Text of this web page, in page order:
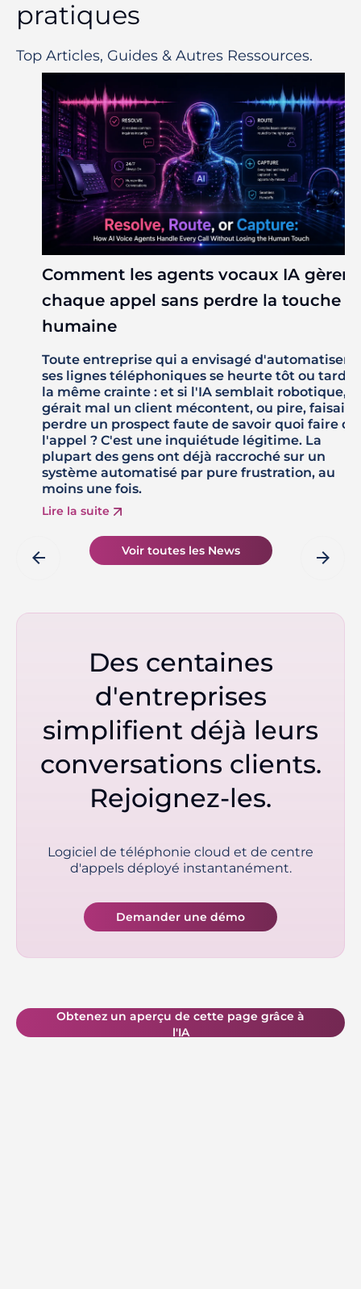
pratiques
Top Articles, Guides & Autres Ressources.
Comment les agents vocaux IA gèrent
chaque appel sans perdre la touche
humaine
Toute entreprise qui a envisagé d'automatiser
ses lignes téléphoniques se heurte tôt ou tard à
la même crainte : et si l'IA semblait robotique,
gérait mal un client mécontent, ou pire, faisait
perdre un prospect faute de savoir quoi faire de
l'appel ? C'est une inquiétude légitime. La
plupart des gens ont déjà raccroché sur un
système automatisé par pure frustration, au
moins une fois.
Lire la suite
arrow_back Voir toutes les News arrow_forward
Des centaines
d'entreprises
simplifient déjà leurs
conversations clients.
Rejoignez-les.
Logiciel de téléphonie cloud et de centre
d'appels déployé instantanément.
Demander une démo
Obtenez un aperçu de cette page grâce à
l'IA